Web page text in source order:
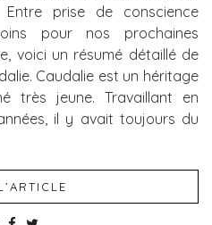
prise de conscience
pour nos prochaines
voici un résumé détaillé de
Caudalie est un héritage
très jeune. Travaillant en
il y avait toujours du